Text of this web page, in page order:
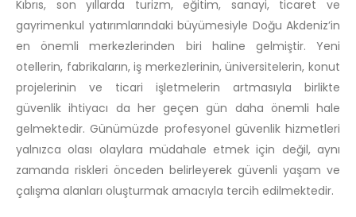
Kıbrıs, son yıllarda turizm, eğitim, sanayi, ticaret ve
gayrimenkul yatırımlarındaki büyümesiyle Doğu Akdeniz’in
en önemli merkezlerinden biri haline gelmiştir. Yeni
otellerin, fabrikaların, iş merkezlerinin, üniversitelerin, konut
projelerinin ve ticari işletmelerin artmasıyla birlikte
güvenlik ihtiyacı da her geçen gün daha önemli hale
gelmektedir. Günümüzde profesyonel güvenlik hizmetleri
yalnızca olası olaylara müdahale etmek için değil, aynı
zamanda riskleri önceden belirleyerek güvenli yaşam ve
çalışma alanları oluşturmak amacıyla tercih edilmektedir.